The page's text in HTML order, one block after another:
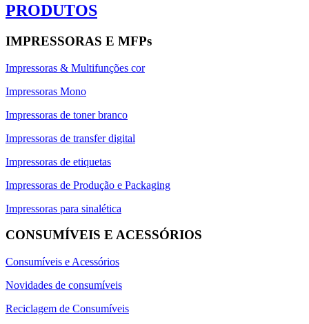
PRODUTOS
IMPRESSORAS E MFPs
Impressoras & Multifunções cor
Impressoras Mono
Impressoras de toner branco
Impressoras de transfer digital
Impressoras de etiquetas
Impressoras de Produção e Packaging
Impressoras para sinalética
CONSUMÍVEIS E ACESSÓRIOS
Consumíveis e Acessórios
Novidades de consumíveis
Reciclagem de Consumíveis